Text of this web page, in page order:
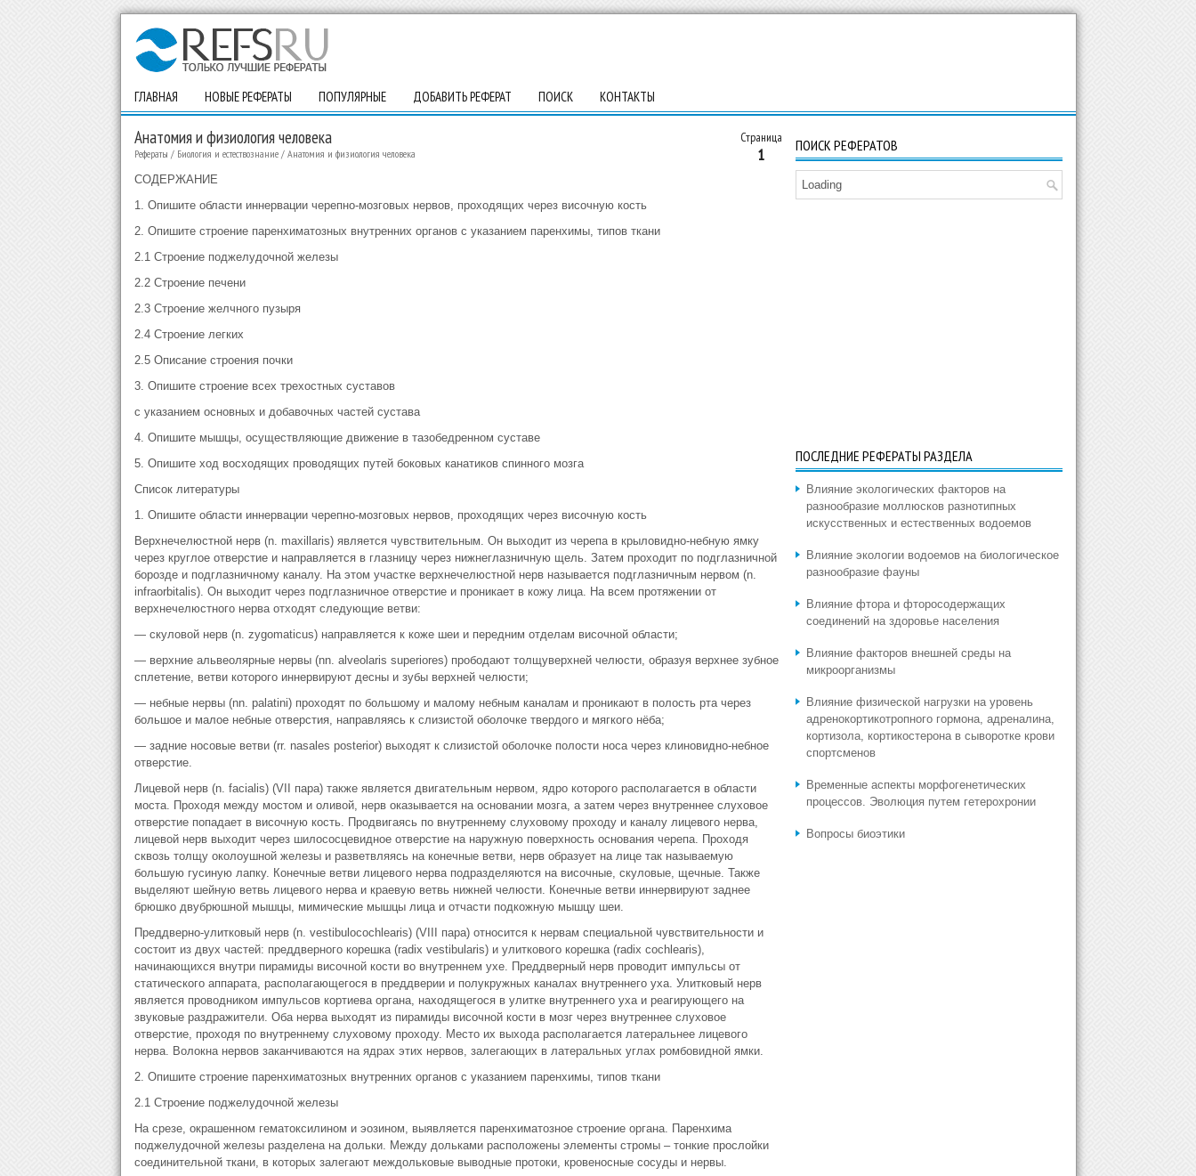
ГЛАВНАЯ НОВЫЕ РЕФЕРАТЫ ПОПУЛЯРНЫЕ ДОБАВИТЬ РЕФЕРАТ ПОИСК КОНТАКТЫ
Страница
1
Анатомия и физиология человека
Рефераты / Биология и естествознание/ Анатомия и физиология человека
СОДЕРЖАНИЕ
1. Опишите области иннервации черепно-мозговых нервов, проходящих через височную кость
2. Опишите строение паренхиматозных внутренних органов с указанием паренхимы, типов ткани
2.1 Строение поджелудочной железы
2.2 Строение печени
2.3 Строение желчного пузыря
2.4 Строение легких
2.5 Описание строения почки
3. Опишите строение всех трехостных суставов
с указанием основных и добавочных частей сустава
4. Опишите мышцы, осуществляющие движение в тазобедренном суставе
5. Опишите ход восходящих проводящих путей боковых канатиков спинного мозга
Список литературы
1. Опишите области иннервации черепно-мозговых нервов, проходящих через височную кость
Верхнечелюстной нерв (n. maxillaris) является чувствительным. Он выходит из черепа в крыловидно-небную ямку
через круглое отверстие и направляется в глазницу через нижнеглазничную щель. Затем проходит по подглазничной
борозде и подглазничному каналу. На этом участке верхнечелюстной нерв называется подглазничным нервом (n.
infraorbitalis). Он выходит через подглазничное отверстие и проникает в кожу лица. На всем протяжении от
верхнечелюстного нерва отходят следующие ветви:
— скуловой нерв (n. zygomaticus) направляется к коже шеи и передним отделам височной области;
— верхние альвеолярные нервы (nn. alveolaris superiores) прободают толщуверхней челюсти, образуя верхнее зубное
сплетение, ветви которого иннервируют десны и зубы верхней челюсти;
— небные нервы (nn. palatini) проходят по большому и малому небным каналам и проникают в полость рта через
большое и малое небные отверстия, направляясь к слизистой оболочке твердого и мягкого нёба;
— задние носовые ветви (rr. nasales posterior) выходят к слизистой оболочке полости носа через клиновидно-небное
отверстие.
Лицевой нерв (n. facialis) (VII пара) также является двигательным нервом, ядро которого располагается в области
моста. Проходя между мостом и оливой, нерв оказывается на основании мозга, а затем через внутреннее слуховое
отверстие попадает в височную кость. Продвигаясь по внутреннему слуховому проходу и каналу лицевого нерва,
лицевой нерв выходит через шилососцевидное отверстие на наружную поверхность основания черепа. Проходя
сквозь толщу околоушной железы и разветвляясь на конечные ветви, нерв образует на лице так называемую
большую гусиную лапку. Конечные ветви лицевого нерва подразделяются на височные, скуловые, щечные. Также
выделяют шейную ветвь лицевого нерва и краевую ветвь нижней челюсти. Конечные ветви иннервируют заднее
брюшко двубрюшной мышцы, мимические мышцы лица и отчасти подкожную мышцу шеи.
Преддверно-улитковый нерв (n. vestibulocochlearis) (VIII пара) относится к нервам специальной чувствительности и
состоит из двух частей: преддверного корешка (radix vestibularis) и улиткового корешка (radix cochlearis),
начинающихся внутри пирамиды височной кости во внутреннем ухе. Преддверный нерв проводит импульсы от
статического аппарата, располагающегося в преддверии и полукружных каналах внутреннего уха. Улитковый нерв
является проводником импульсов кортиева органа, находящегося в улитке внутреннего уха и реагирующего на
звуковые раздражители. Оба нерва выходят из пирамиды височной кости в мозг через внутреннее слуховое
отверстие, проходя по внутреннему слуховому проходу. Место их выхода располагается латеральнее лицевого
нерва. Волокна нервов заканчиваются на ядрах этих нервов, залегающих в латеральных углах ромбовидной ямки.
2. Опишите строение паренхиматозных внутренних органов с указанием паренхимы, типов ткани
2.1 Строение поджелудочной железы
На срезе, окрашенном гематоксилином и эозином, выявляется паренхиматозное строение органа. Паренхима
поджелудочной железы разделена на дольки. Между дольками расположены элементы стромы – тонкие прослойки
соединительной ткани, в которых залегают междольковые выводные протоки, кровеносные сосуды и нервы.
ПОИСК РЕФЕРАТОВ
Loading
ПОСЛЕДНИЕ РЕФЕРАТЫ РАЗДЕЛА
Влияние экологических факторов на
разнообразие моллюсков разнотипных
искусственных и естественных водоемов
Влияние экологии водоемов на биологическое
разнообразие фауны
Влияние фтора и фторосодержащих
соединений на здоровье населения
Влияние факторов внешней среды на
микроорганизмы
Влияние физической нагрузки на уровень
адренокортикотропного гормона, адреналина,
кортизола, кортикостерона в сыворотке крови
спортсменов
Временные аспекты морфогенетических
процессов. Эволюция путем гетерохронии
Вопросы биоэтики